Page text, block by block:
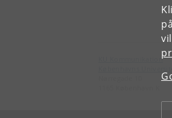
KU Kommunikation